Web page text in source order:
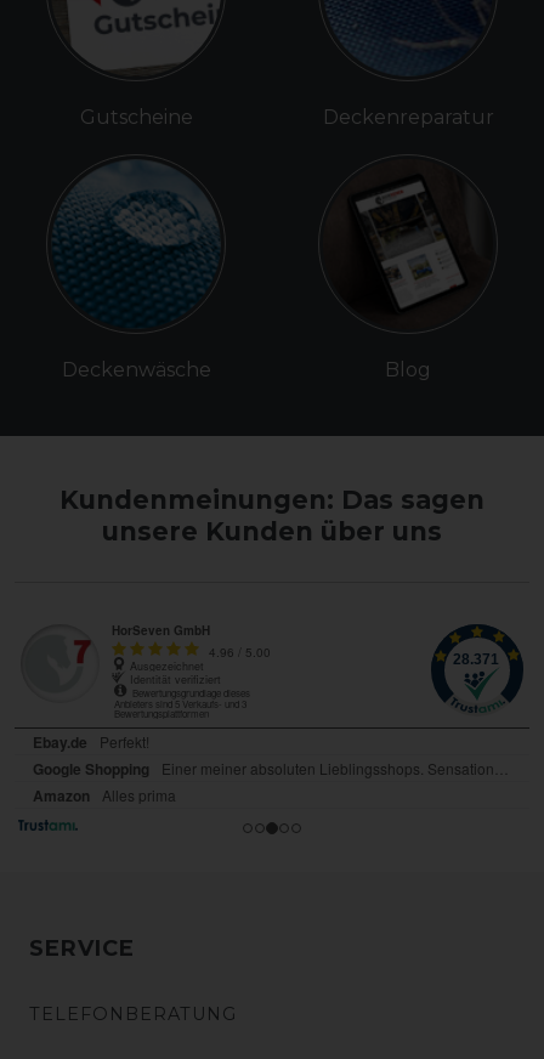
Gutscheine
Deckenwäsche
Deckenreparatur
Blog
Kundenmeinungen: Das sagen
unsere Kunden über uns
SERVICE
TELEFONBERATUNG